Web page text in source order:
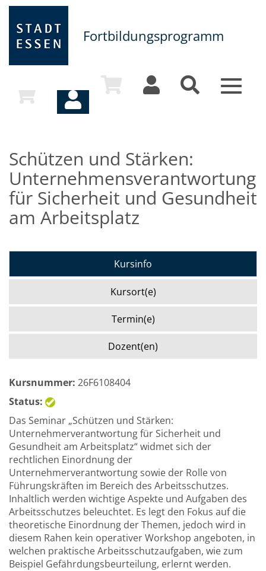
Fortbildungsprogramm
Toggle
Schützen und Stärken:
Unternehmensverantwortung
für Sicherheit und Gesundheit
am Arbeitsplatz
Kursinfo
Kursort(e)
Termin(e)
Dozent(en)
Kursnummer: 26F6108404
Status:
Das Seminar „Schützen und Stärken:
Unternehmerverantwortung für Sicherheit und
Gesundheit am Arbeitsplatz“ widmet sich der
rechtlichen Einordnung der
Unternehmerverantwortung sowie der Rolle von
Führungskräften im Bereich des Arbeitsschutzes.
Inhaltlich werden wichtige Aspekte und Aufgaben des
Arbeitsschutzes beleuchtet. Es legt den Fokus auf die
theoretische Einordnung der Themen, jedoch wird in
diesem Rahen kein operativer Workshop angeboten, in
welchen praktische Arbeitsschutzaufgaben, wie zum
Beispiel Gefährdungsbeurteilung, erlernt werden.